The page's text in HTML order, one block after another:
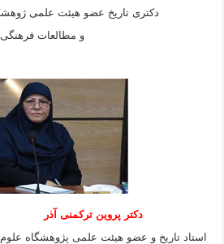
دكترى تاريخ عضو هيئت علمى
و مطالعات فرهنگى
دکتر پروین ترکمنی آذر
استاد تاریخ و عضو هیئت علمی پژوهشگاه